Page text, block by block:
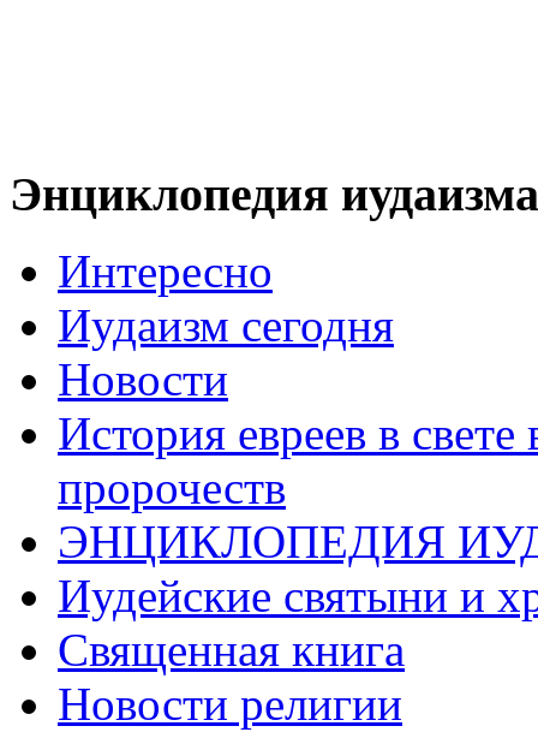
Энциклопедия иудаизма
Интересно
Иудаизм сегодня
Новости
История евреев в
пророчеств
ЭНЦИКЛОПЕДИЯ
Иудейские святыни и
Священная книга
Новости религии